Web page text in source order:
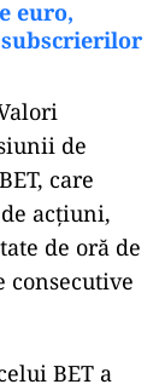
euro,
de
care
acţiuni,
de oră de
BET a